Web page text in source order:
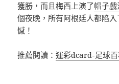
獲勝，而且梅西上演了帽子戲
個夜晚，所有阿根廷人都陷
憾！
推薦閱讀：運彩dcard-足球